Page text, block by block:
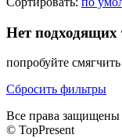
Нет подходящих
попробуйте
Сбросить фильтры
Все права защищены
© TopPresent